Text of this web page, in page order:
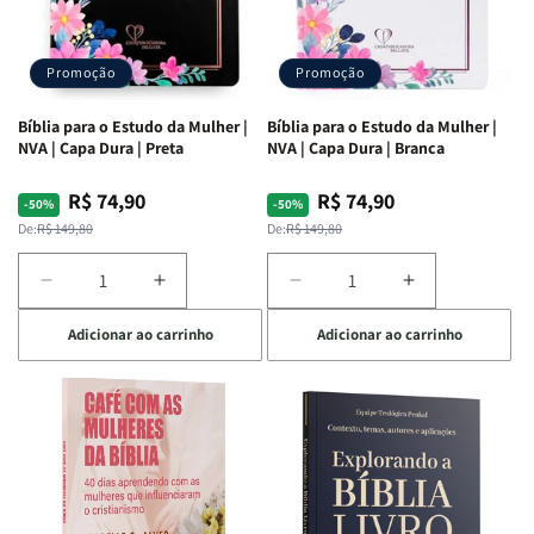
Promoção
Bíblia para o Estudo da Mulher |
NVA | Capa Dura | Preta
-50%
Preço
normal
De:R$ 149,80
Preço
promocional
R$ 74,90
Diminuir
a
quantidade
de
Bíblia
para
Estudo
da
Mulher
Aumentar
a
quantidade
de
Bíblia
para
o
Estudo
da
Mulher
Adicionar ao carrinho
Promoção
Bíblia para o Estudo da Mulher |
NVA | Capa Dura | Branca
-50%
Preço
normal
De:R$ 149,80
Preço
promocional
R$ 74,90
Diminuir
a
quantidade
de
Bíblia
o
Estudo
da
Mulher
Aumentar
a
quantidade
de
Bíblia
para
o
Estudo
Mulher
Adicionar ao carrinho